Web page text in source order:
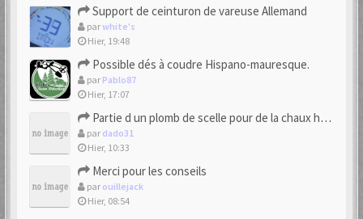
Support de ceinturon de vareuse Allemand
parwhite's
Hier, 19:48
Possible dés à coudre Hispano-mauresque.
par Pablo87
Hier, 17:07
Partie d un plomb de scelle pour de la chaux hydraulique
par dado31
Hier, 10:33
Merci pour les conseils
par ouillejack
Hier, 08:54